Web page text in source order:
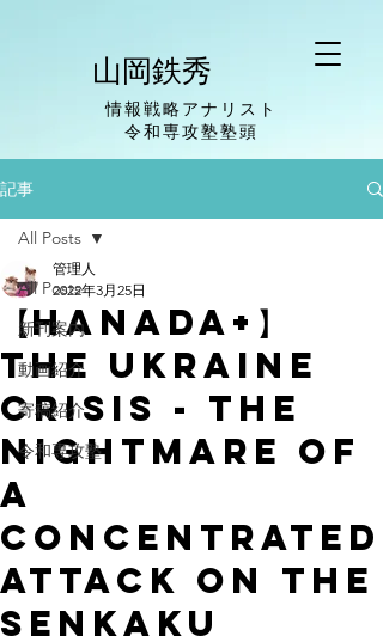
山岡鉄秀
情報戦略アナリスト
​令和専攻塾塾頭
記事
All Posts
新刊案内
動画紹介
寄稿紹介
令和専攻塾
All Posts
【Hanada+】
the Ukraine
crisis - the
nightmare of
a
concentrated
attack on the
Senkaku
管理人
2022年3月25日